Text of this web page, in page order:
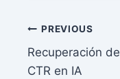
Post
navigation
PREVIOUS
Recuperación de
CTR en IA